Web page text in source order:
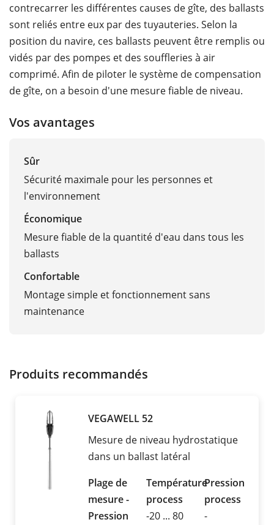
contrecarrer les différentes causes de gîte, des ballasts
sont reliés entre eux par des tuyauteries. Selon la
position du navire, ces ballasts peuvent être remplis ou
vidés par des pompes et des souffleries à air
comprimé. Afin de piloter le système de compensation
de gîte, on a besoin d'une mesure fiable de niveau.
Vos avantages
Sûr
Sécurité maximale pour les personnes et
l'environnement
Économique
Mesure fiable de la quantité d'eau dans tous les
ballasts
Confortable
Montage simple et fonctionnement sans
maintenance
Produits recommandés
VEGAWELL 52
Mesure de niveau hydrostatique
dans un ballast latéral
Plage de
mesure -
Pression
Température
process
-20 ... 80
Pression
process
-